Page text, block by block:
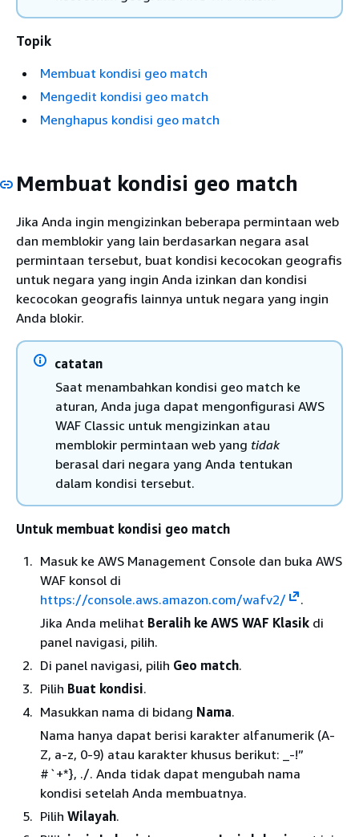
Topik
Membuat kondisi geo match
Mengedit kondisi geo match
Menghapus kondisi geo match
Membuat kondisi geo match
Jika Anda ingin mengizinkan beberapa permintaan web
dan memblokir yang lain berdasarkan negara asal
permintaan tersebut, buat kondisi kecocokan geografis
untuk negara yang ingin Anda izinkan dan kondisi
kecocokan geografis lainnya untuk negara yang ingin
Anda blokir.
catatan
Saat menambahkan kondisi geo match ke
aturan, Anda juga dapat mengonfigurasi AWS
WAF Classic untuk mengizinkan atau
memblokir permintaan web yang tidak
berasal dari negara yang Anda tentukan
dalam kondisi tersebut.
Untuk membuat kondisi geo match
Masuk ke AWS Management Console dan buka AWS
WAF konsol di
https://console.aws.amazon.com/wafv2/
.
Jika Anda melihat Beralih ke AWS WAF Klasik di
panel navigasi, pilih.
Di panel navigasi, pilih Geo match.
Pilih Buat kondisi.
Masukkan nama di bidang Nama.
Nama hanya dapat berisi karakter alfanumerik (A-
Z, a-z, 0-9) atau karakter khusus berikut: _-!”
#`+*}, ./. Anda tidak dapat mengubah nama
kondisi setelah Anda membuatnya.
Pilih Wilayah.